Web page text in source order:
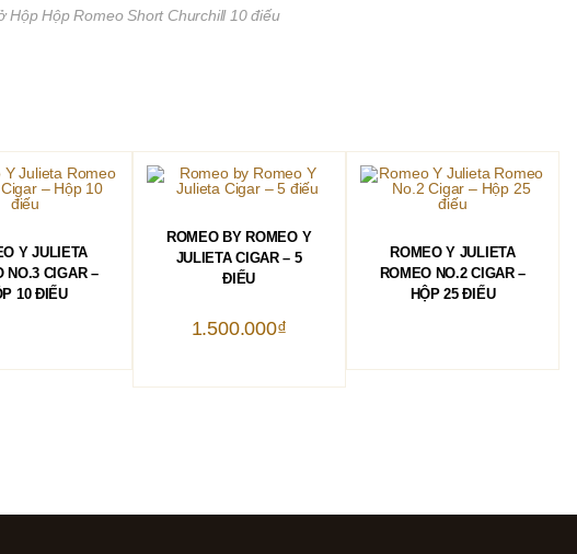
Hộp Hộp Romeo Short Churchill 10 điếu
Y JULIETA
NO.3 CIGAR –
10 ĐIẾU
ROMEO BY ROMEO Y
JULIETA CIGAR – 5
ĐIẾU
1.500.000₫
ROMEO Y JULIETA
ROMEO NO.2 CIGAR –
HỘP 25 ĐIẾU